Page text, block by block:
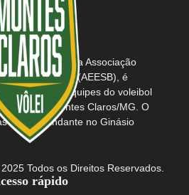
parceria com a Associação
Social do Brasil (AEESB), é
tradicionais equipes do voleibol
sede em Montes Claros/MG. O
como mandante no Ginásio
e possui consigo o título da
torcida do Brasil.
Todos os Direitos Reservados.
rápido